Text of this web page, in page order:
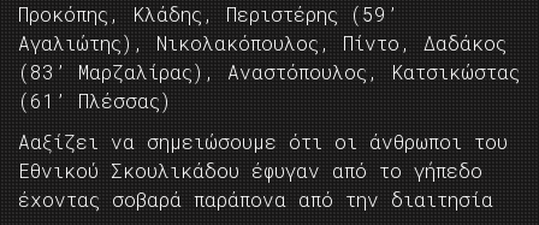
Προκόπης, Κλάδης, Περιστέρης (59’
Αγαλιώτης), Νικολακόπουλος, Πίντο, Δαδάκος
(83’ Μαρζαλίρας), Αναστόπουλος, Κατσικώστας
(61’ Πλέσσας)
Aαξίζει να σημειώσουμε ότι οι άνθρωποι του
Εθνικού Σκουλικάδου έφυγαν από το γήπεδο
έχοντας σοβαρά παράπονα από την διαιτησία